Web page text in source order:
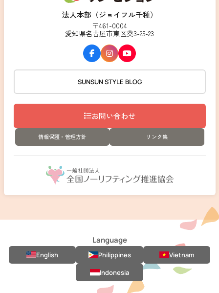
法人本部（ジョイフル千種）
〒461-0004
愛知県名古屋市東区葵3-25-23
SUNSUN STYLE BLOG
お問い合わせ
情報保護・管理方針 リンク集
Language
English Philippines
Vietnam
Indonesia